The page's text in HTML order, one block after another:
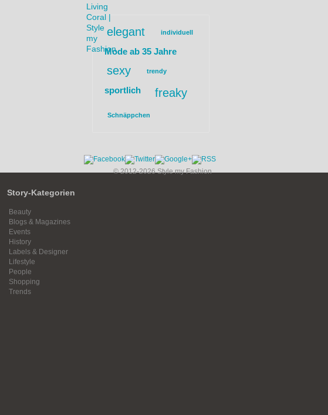
elegant individuell
Mode ab 35 Jahre
sexy trendy
sportlich freaky
Schnäppchen
© 2012-2026 Style my Fashion
Story-Kategorien
Beauty
Blogs & Magazines
Events
History
Labels & Designer
Lifestyle
People
Shopping
Trends